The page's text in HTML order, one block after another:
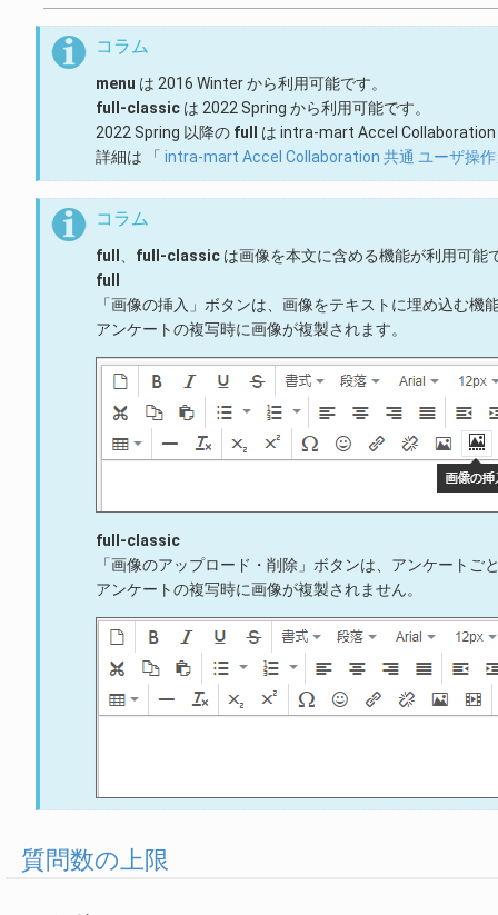
コラム
menu は 2016 Winter から利用可能です。
full-classic は 2022 Spring から利用可能です。
2022 Spring 以降の full
は intra-mart Accel Collaboration
詳細は 「 intra-mart Accel Collaboration 共通 ユーザ操
コラム
full full-classic は画像を本文に含める機能が利用可能
full
「画像の挿入」ボタンは、画像をテキストに埋め込む機
アンケートの複写時に画像が複製されます。
full-classic
「画像のアップロード・削除」ボタンは、アンケート
アンケートの複写時に画像が複製されません。
質問数の上限